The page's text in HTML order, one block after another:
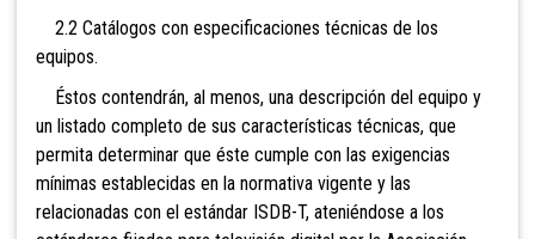
2.2 Catálogos con especificaciones técnicas de los
equipos.
Éstos contendrán, al menos, una descripción del equipo y
un listado completo de sus características técnicas, que
permita determinar que éste cumple con las exigencias
mínimas establecidas en la normativa vigente y las
relacionadas con el estándar ISDB-T, ateniéndose a los